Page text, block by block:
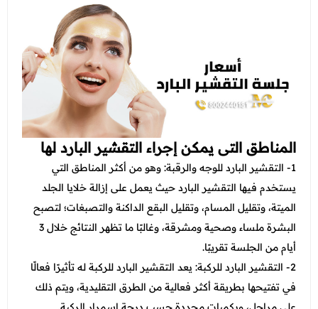
المناطق التى يمكن إجراء التقشير البارد لها
1- التقشير البارد للوجه والرقبة: وهو من أكثر المناطق التي
يستخدم فيها التقشير البارد حيث يعمل على إزالة خلايا الجلد
الميتة، وتقليل المسام، وتقليل البقع الداكنة والتصبغات؛ لتصبح
البشرة ملساء وصحية ومشرقة، وغالبًا ما تظهر النتائج خلال 3
أيام من الجلسة تقريبًا.
2- التقشير البارد للركبة: يعد التقشير البارد للركبة له تأثيرًا فعالًا
في تفتيحها بطريقة أكثر فعالية من الطرق التقليدية، ويتم ذلك